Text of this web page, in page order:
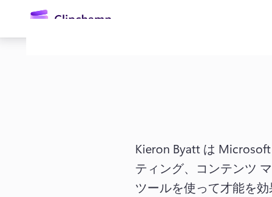
テ
ログイン
Kieron Byatt は
ティング、コンテンツ
ツールを使って才能を